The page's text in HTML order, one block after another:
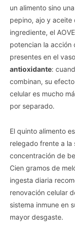
un alimento sino
pepino, ajo y aceite
ingrediente, el
potencian la acción
presentes en el
antioxidante:
combinan, su
celular es mucho
por separado.
El quinto alimento
relegado frente a la
concentración de
Cien gramos de
ingesta diaria
renovación celular
sistema inmune en
mayor desgaste.